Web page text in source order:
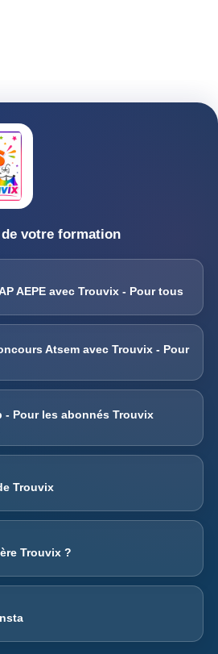
votre formation
AEPE avec Trouvix - Pour tous
Atsem avec Trouvix - Pour
- Pour les abonnés Trouvix
Trouvix
Trouvix ?